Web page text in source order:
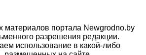
материалов портала Newgrodno.by
разрешения редакции.
использование в какой-либо